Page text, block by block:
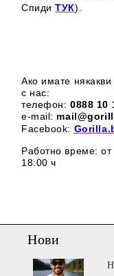
СпидиТУК).
Ако имате
с нас:
телефон:0888 10
e-mail:
Facebook:
Работно време:
18:00 ч
Нови